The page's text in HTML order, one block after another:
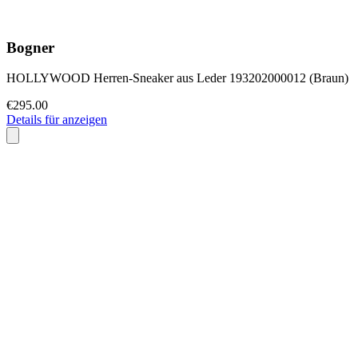
Bogner
HOLLYWOOD Herren-Sneaker aus Leder 193202000012 (Braun)
€295.00
Details für anzeigen